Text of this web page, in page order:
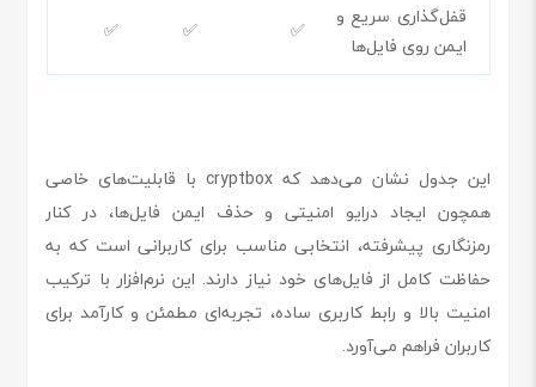
قفل‌گذاری سریع و
ایمن روی فایل‌ها
✅
✅
✅
این جدول نشان می‌دهد که cryptbox با قابلیت‌های خاصی
همچون ایجاد درایو امنیتی و حذف ایمن فایل‌ها، در کنار
رمزنگاری پیشرفته، انتخابی مناسب برای کاربرانی است که به
حفاظت کامل از فایل‌های خود نیاز دارند. این نرم‌افزار با ترکیب
امنیت بالا و رابط کاربری ساده، تجربه‌ای مطمئن و کارآمد برای
کاربران فراهم می‌آورد.